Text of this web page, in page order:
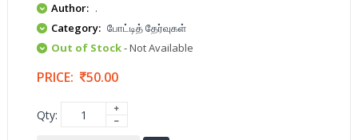
Author: .
Category: போட்டித் தேர்வுகள்
Out of Stock- Not Available
PRICE: 50.00
Qty: